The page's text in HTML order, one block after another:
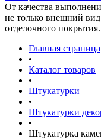
От качества
не только внешний
отделочного покрытия.
Главная страница
•
Каталог товаров
•
Штукатурки
•
Штукатурки
•
Штукатурка